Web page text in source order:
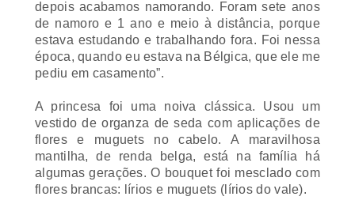
de namoro e 1 ano e meio à distância, porque
estava estudando e trabalhando fora. Foi nessa
época, quando eu estava na Bélgica, que ele me
pediu em casamento”.
vestido de organza de seda com aplicações de
flores emuguetsno cabelo. A maravilhosa
mantilha, de renda belga, está na família há
algumas gerações. O bouquet foi mesclado com
flores brancas: lírios e muguets(lírios do vale).